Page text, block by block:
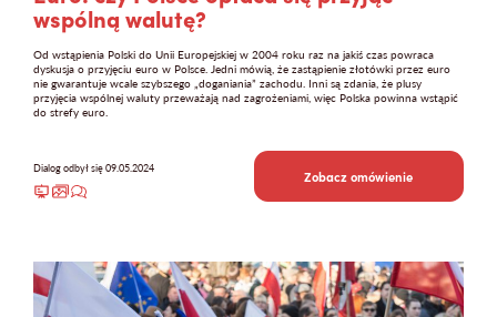
wspólną walutę?
Od wstąpienia Polski do Unii Europejskiej w 2004 roku raz na jakiś czas powraca
dyskusja o przyjęciu euro w Polsce. Jedni mówią, że zastąpienie złotówki przez euro
nie gwarantuje wcale szybszego „doganiania” zachodu. Inni są zdania, że plusy
przyjęcia wspólnej waluty przeważają nad zagrożeniami, więc Polska powinna wstąpić
do strefy euro.
Dialog odbył się 09.05.2024 Zobacz omówienie